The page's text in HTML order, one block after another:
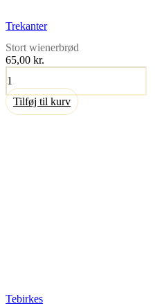
Trekanter
Stort wienerbrød
65,00 kr.
Trekanter
antal
Tilføj til kurv
Tebirkes